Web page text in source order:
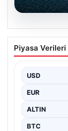
05.08.2026
İzmir’de
Arashi
ettiren
Piyasa Verileri
USD
EUR
ALTIN
BTC